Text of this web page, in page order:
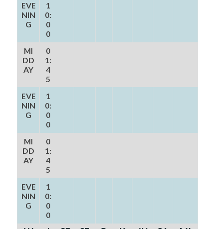
EVE
NIN
G
1
0:
0
0
MI
DD
AY
0
1:
4
5
EVE
NIN
G
1
0:
0
0
MI
DD
AY
0
1:
4
5
EVE
NIN
G
1
0:
0
0